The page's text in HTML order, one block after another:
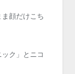
顔だけこち
ク」とニコ